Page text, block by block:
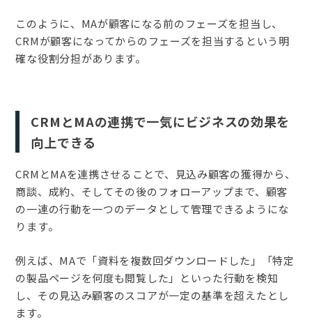
このように、MAが顧客になる前のフェーズを担当し、
CRMが顧客になってからのフェーズを担当するという明
確な役割分担があります。
CRMとMAの連携で一気にビジネスの効果を
向上できる
CRMとMAを連携させることで、見込み顧客の獲得から、
商談、成約、そしてその後のフォローアップまで、顧客
の一連の行動を一つのデータとして管理できるようにな
ります。
例えば、MAで「資料を複数回ダウンロードした」「特定
の製品ページを何度も閲覧した」といった行動を検知
し、その見込み顧客のスコアが一定の基準を超えたとし
ます。